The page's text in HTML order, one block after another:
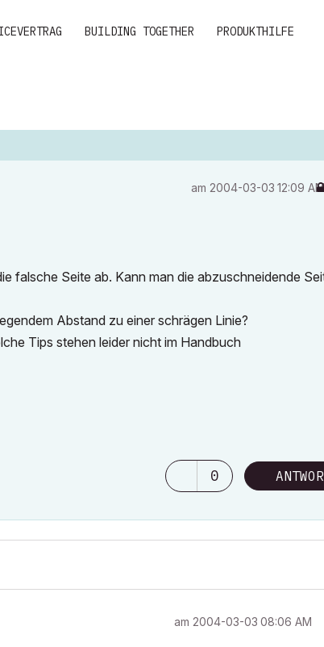
BUILDING TOGETHER PRODUKTHILFE
am ‎2004-03-03 12:09 AM
falsche Seite ab. Kann man die abzuschneidende
Abstand zu einer schrägen Linie?
Tips stehen leider nicht im Handbuch
0
am ‎2004-03-03 08:06 AM